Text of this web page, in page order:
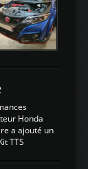
sur
est une
d'un
Honda
a ajouté un
TTS